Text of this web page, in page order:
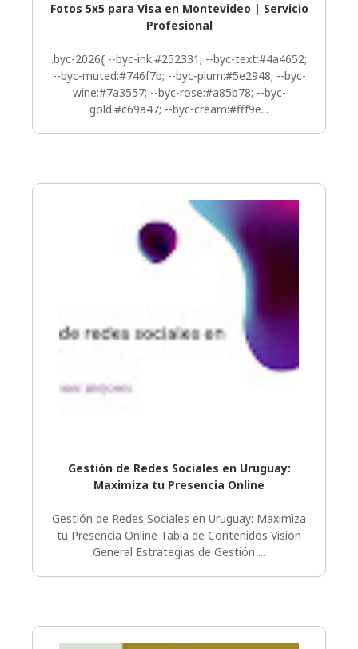
Fotos 5x5 para Visa en Montevideo | Servicio
Profesional
.byc-2026{ --byc-ink:#252331; --byc-text:#4a4652;
--byc-muted:#746f7b; --byc-plum:#5e2948; --byc-
wine:#7a3557; --byc-rose:#a85b78; --byc-
gold:#c69a47; --byc-cream:#fff9e...
Gestión de Redes Sociales en Uruguay:
Maximiza tu Presencia Online
Gestión de Redes Sociales en Uruguay: Maximiza
tu Presencia Online Tabla de Contenidos Visión
General Estrategias de Gestión ...